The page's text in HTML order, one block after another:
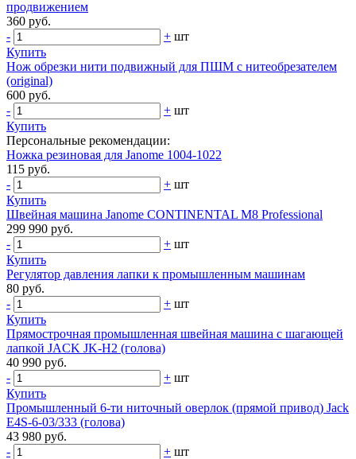
продвижением
360 руб.
-
+ шт
Купить
Нож обрезки нити подвижный для ПШМ с нитеобрезателем
(original)
600 руб.
-
+ шт
Купить
Персональные рекомендации:
Ножка резиновая для Janome 1004-1022
115 руб.
-
+ шт
Купить
Швейная машина Janome CONTINENTAL M8 Professional
299 990 руб.
-
+ шт
Купить
Регулятор давления лапки к промышленным машинам
80 руб.
-
+ шт
Купить
Прямострочная промышленная швейная машина с шагающей
лапкой JACK JK-Н2 (голова)
40 990 руб.
-
+ шт
Купить
Промышленный 6-ти ниточный оверлок (прямой привод) Jack
E4S-6-03/333 (голова)
43 980 руб.
-
+ шт